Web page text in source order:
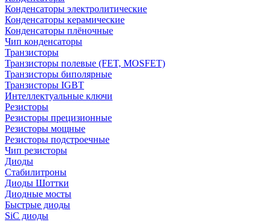
Конденсаторы электролитические
Конденсаторы керамические
Конденсаторы плёночные
Чип конденсаторы
Транзисторы
Транзисторы полевые (FET, MOSFET)
Транзисторы биполярные
Транзисторы IGBT
Интеллектуальные ключи
Резисторы
Резисторы прецизионные
Резисторы мощные
Резисторы подстроечные
Чип резисторы
Диоды
Стабилитроны
Диоды Шоттки
Диодные мосты
Быстрые диоды
SiC диоды